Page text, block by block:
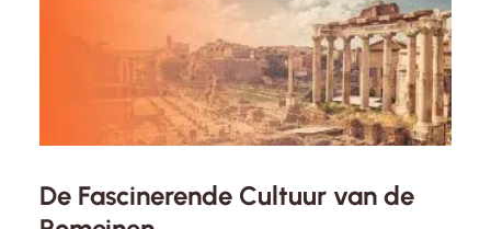
De Fascinerende Cultuur van de